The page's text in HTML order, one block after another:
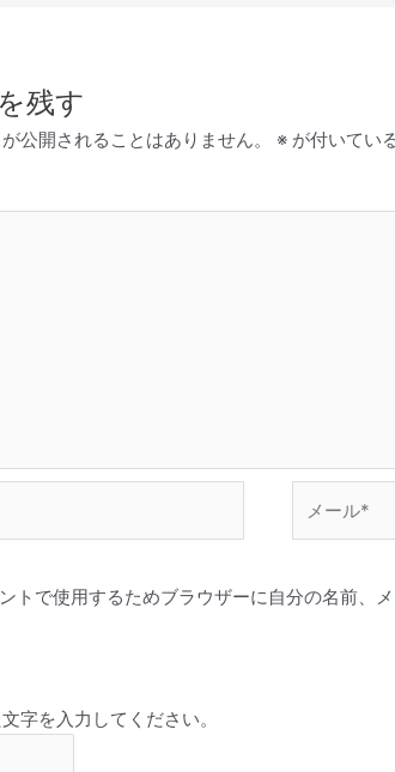
残す
公開されることはありません。 ※ が付いてい
ー
トで使用するためブラウザーに自分の名前、
字を入力してください。